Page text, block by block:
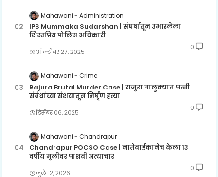
Mahawani Administration
IPS Mummaka Sudarshan | संघर्षातून उभारलेला
शिस्तप्रिय पोलिस अधिकारी
ऑक्टोबर २७, २०२५
0
Mahawani Crime
Rajura Brutal Murder Case | राजुरा तालुक्यात पत्नी
संबंधांच्या संशयातून निर्घृण हत्या
डिसेंबर ०६, २०२५
0
Mahawani Chandrapur
Chandrapur POCSO Case | नातेवाईकानेच केला १३
वर्षीय मुलीवर पाशवी अत्याचार
जुलै १२, २०२६
0